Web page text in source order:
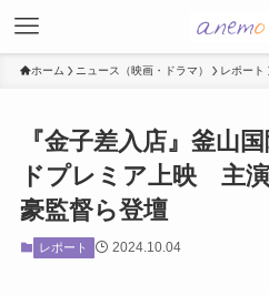
ホーム ニュース（映画・ドラマ） レポート
『金子差入店』釜山
ドプレミア上映 主
豪監督ら登壇
レポート 2024.10.04